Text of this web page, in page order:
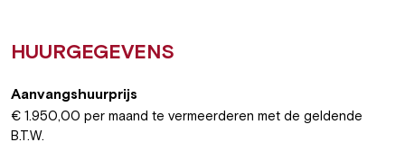
HUURGEGEVENS
Aanvangshuurprijs
€ 1.950,00 per maand te vermeerderen met de geldende
B.T.W.